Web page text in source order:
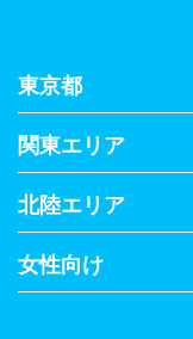
東京都
関東エリア
北陸エリア
女性向け